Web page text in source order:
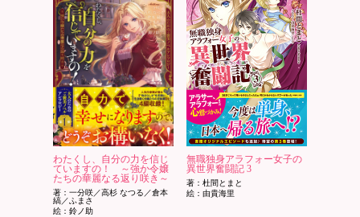
わたくし、自分の力を信じ
ていますの！ ～強か令嬢
たちの華麗なる返り咲き～
著：一分咲／高杉 なつる／倉本
縞／ふまさ
絵：鈴ノ助
無職独身アラフォー女子の
異世界奮闘記 3
著：杜間とまと
絵：由貴海里